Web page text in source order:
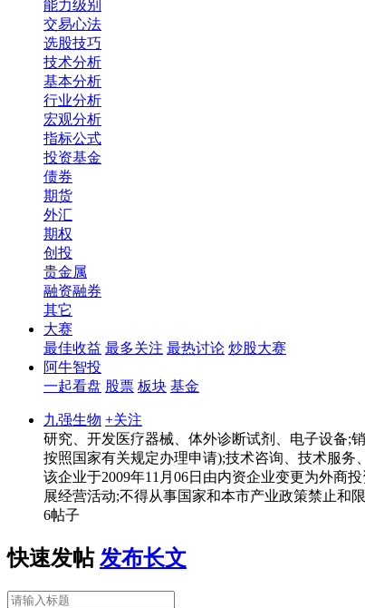
能力级别
交易心法
选股技巧
技术分析
基本分析
行业分析
宏观分析
指标公式
投资基金
债券
期货
外汇
期权
创投
贵金属
融资融券
其它
大赛
最佳收益 最多关注 最热讨论 炒股大赛
阿牛智投
一起看盘 股票 板块 基金
九强生物 +关注
研究、开发医疗器械、体外诊断试剂、电子设备;
按照国家有关规定办理申请);技术咨询、技术服
该企业于2009年11月06日由内资企业变更为外商
展经营活动;不得从事国家和本市产业政策禁止和
6帖子
快速发帖 发布长文